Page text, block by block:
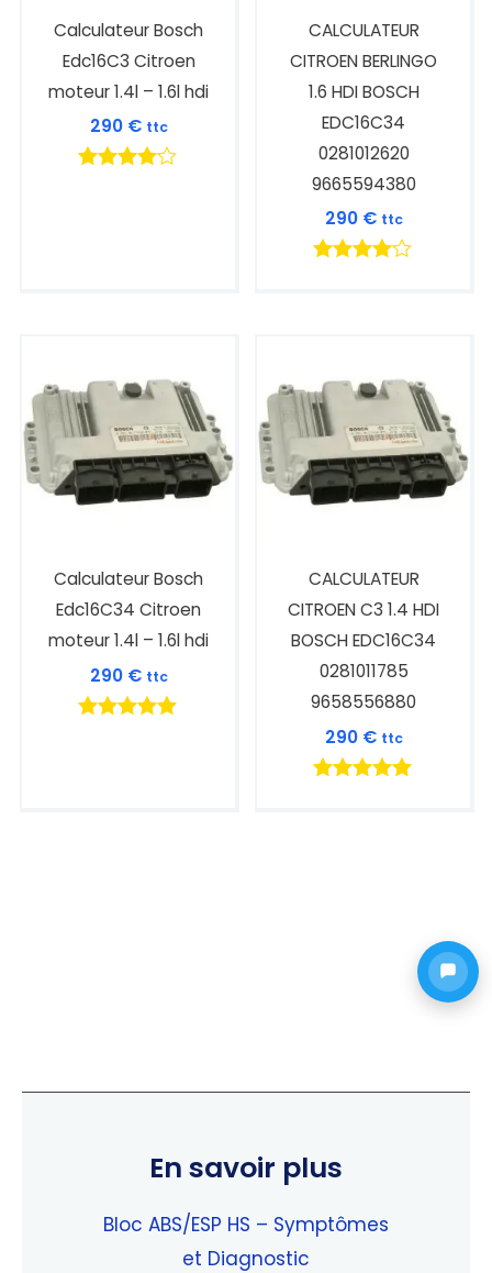
Calculateur Bosch
Edc16C3 Citroen
moteur 1.4l – 1.6l hdi
290 € ttc
CALCULATEUR
CITROEN BERLINGO
1.6 HDI BOSCH
EDC16C34
0281012620
9665594380
290 € ttc
Calculateur Bosch
Edc16C34 Citroen
moteur 1.4l – 1.6l hdi
290 € ttc
CALCULATEUR
CITROEN C3 1.4 HDI
BOSCH EDC16C34
0281011785
9658556880
290 € ttc
En savoir plus
Bloc ABS/ESP HS – Symptômes
et Diagnostic